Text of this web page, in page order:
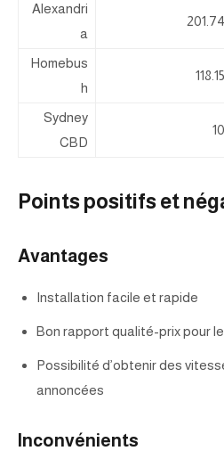
Alexandri
a
Homebus
h
Sydney
CBD
Points positifs et
Avantages
Installation facile et rapide
Bon rapport qualité-prix pour
Possibilité d’obtenir des
annoncées
Inconvénients